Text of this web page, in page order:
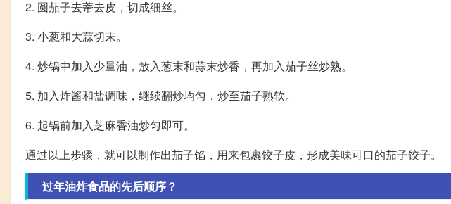
2. 圆茄子去蒂去皮，切成细丝。
3. 小葱和大蒜切末。
4. 炒锅中加入少量油，放入葱末和蒜末炒香，再加入茄子丝炒熟。
5. 加入炸酱和盐调味，继续翻炒均匀，炒至茄子熟软。
6. 起锅前加入芝麻香油炒匀即可。
通过以上步骤，就可以制作出茄子馅，用来包裹饺子皮，形成美味可口的茄子饺子。
过年油炸食品的先后顺序？